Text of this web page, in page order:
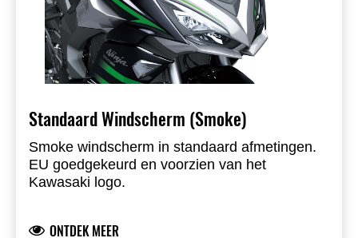
Standaard Windscherm (Smoke)
Smoke windscherm in standaard afmetingen.
EU goedgekeurd en voorzien van het
Kawasaki logo.
ONTDEK MEER